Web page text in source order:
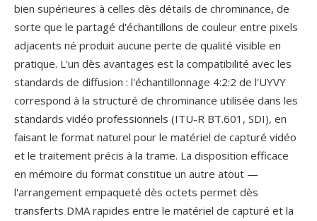
bien supérieures à celles dès détails de chrominance, de
sorte que le partagé d'échantillons de couleur entre pixels
adjacents né produit aucune perte de qualité visible en
pratique. L'un dès avantages est la compatibilité avec les
standards de diffusion : l'échantillonnage 4:2:2 de l'UYVY
correspond à la structuré de chrominance utilisée dans les
standards vidéo professionnels (ITU-R BT.601, SDI), en
faisant le format naturel pour le matériel de capturé vidéo
et le traitement précis à la trame. La disposition efficace
en mémoire du format constitue un autre atout —
l'arrangement empaqueté dès octets permet dès
transferts DMA rapides entre le matériel de capturé et la